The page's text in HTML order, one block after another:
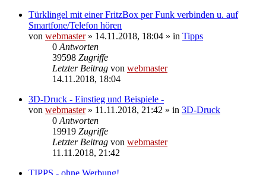
Türklingel mit einer FritzBox per Funk verbinden u. auf
Smartfone/Telefon hören
von webmaster» 14.11.2018, 18:04 » in Tipps
0 Antworten
39598 Zugriffe
Letzter Beitrag von webmaster
14.11.2018, 18:04
3D-Druck - Einstieg und Beispiele -
von webmaster» 11.11.2018, 21:42 » in 3D-Druck
0 Antworten
19919 Zugriffe
Letzter Beitrag von webmaster
11.11.2018, 21:42
TIPPS - ohne Werbung!